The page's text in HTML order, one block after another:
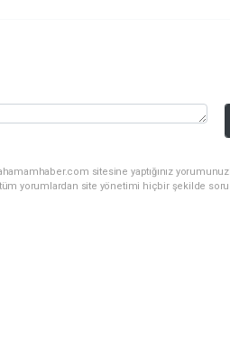
sitesine yaptığınız
yorumlardan site yönetimi hiçbir şekilde